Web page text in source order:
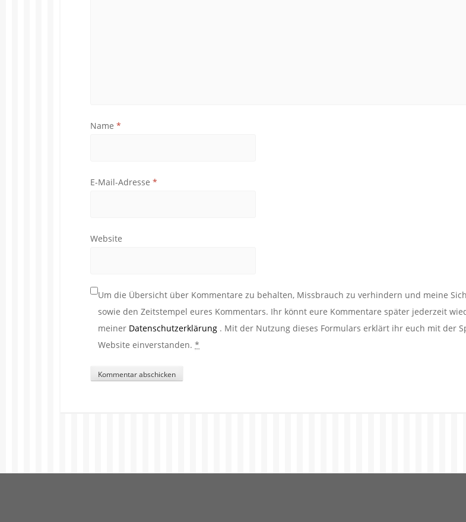
Name *
E-Mail-Adresse *
Website
Um die Übersicht über Kommentare zu behalten, Missbrauch zu verhindern und meine
sowie den Zeitstempel eures Kommentars. Ihr könnt eure Kommentare später jederzeit
meiner Datenschutzerklärung . Mit der Nutzung dieses Formulars erklärt ihr euch mit der
Website einverstanden. *